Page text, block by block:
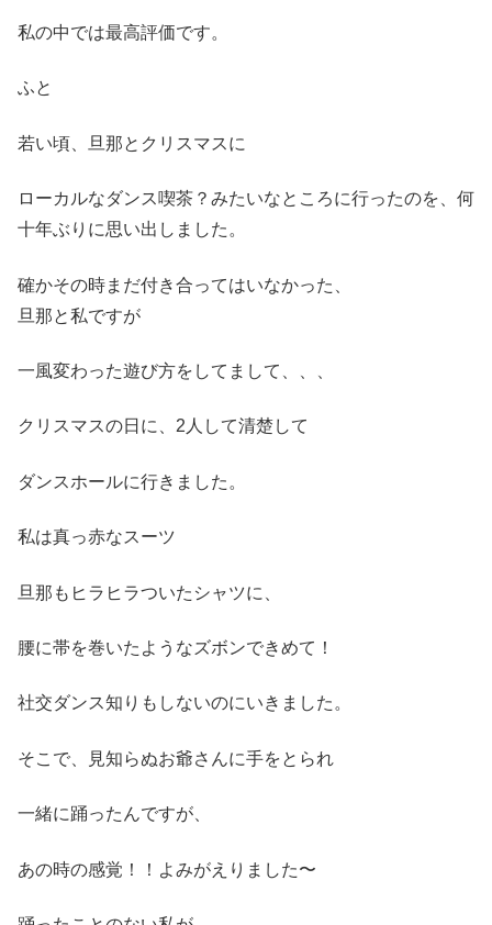
私の中では最高評価です。
ふと
若い頃、旦那とクリスマスに
ローカルなダンス喫茶？みたいなところに行ったのを、何
十年ぶりに思い出しました。
確かその時まだ付き合ってはいなかった、
旦那と私ですが
一風変わった遊び方をしてまして、、、
クリスマスの日に、2人して清楚して
ダンスホールに行きました。
私は真っ赤なスーツ
旦那もヒラヒラついたシャツに、
腰に帯を巻いたようなズボンできめて！
社交ダンス知りもしないのにいきました。
そこで、見知らぬお爺さんに手をとられ
一緒に踊ったんですが、
あの時の感覚！！よみがえりました〜